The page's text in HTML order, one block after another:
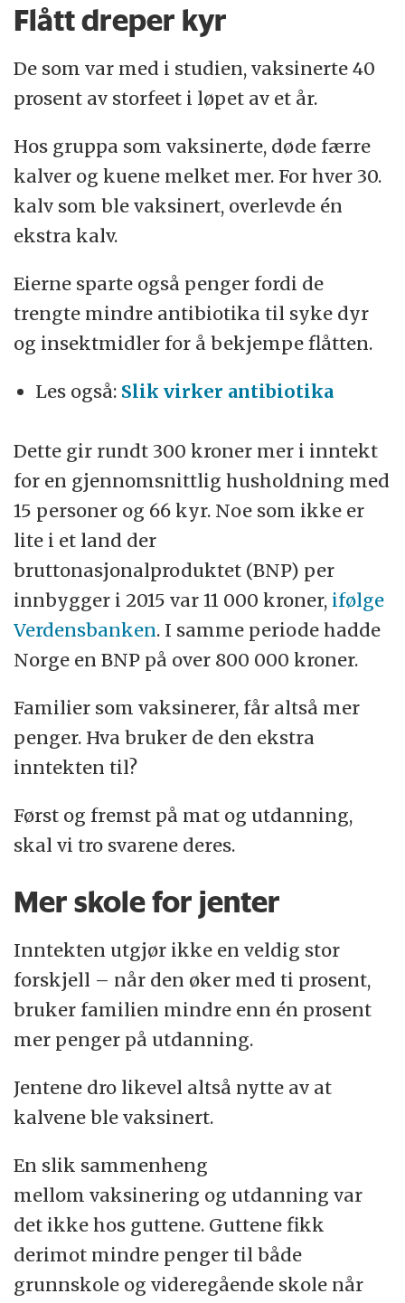
Flått dreper kyr
De som var med i studien, vaksinerte 40
prosent av storfeet i løpet av et år.
Hos gruppa som vaksinerte, døde færre
kalver og kuene melket mer. For hver 30.
kalv som ble vaksinert, overlevde én
ekstra kalv.
Eierne sparte også penger fordi de
trengte mindre antibiotika til syke dyr
og insektmidler for å bekjempe flåtten.
Les også: Slik virker antibiotika
Dette gir rundt 300 kroner mer i inntekt
for en gjennomsnittlig husholdning med
15 personer og 66 kyr. Noe som ikke er
lite i et land der
bruttonasjonalproduktet (BNP) per
innbygger i 2015 var 11 000 kroner, ifølge
Verdensbanken. I samme periode hadde
Norge en BNP på over 800 000 kroner.
Familier som vaksinerer, får altså mer
penger. Hva bruker de den ekstra
inntekten til?
Først og fremst på mat og utdanning,
skal vi tro svarene deres.
Mer skole for jenter
Inntekten utgjør ikke en veldig stor
forskjell – når den øker med ti prosent,
bruker familien mindre enn én prosent
mer penger på utdanning.
Jentene dro likevel altså nytte av at
kalvene ble vaksinert.
En slik sammenheng
mellom vaksinering og utdanning var
det ikke hos guttene. Guttene fikk
derimot mindre penger til både
grunnskole og videregående skole når